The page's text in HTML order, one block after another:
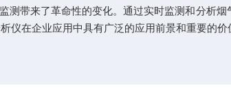
带来了革命性的变化。通过实时监测和分析烟
仪在企业应用中具有广泛的应用前景和重要的价